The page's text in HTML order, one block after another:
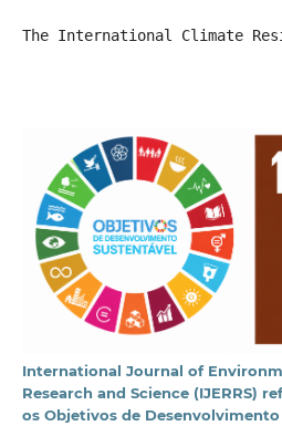
The International Climate
International Journal of
Research and Science (IJERRS)
os Objetivos de Desenvolvimento